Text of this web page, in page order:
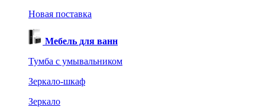
Новая поставка
Мебель для ванн
Тумба с умывальником
Зеркало-шкаф
Зеркало